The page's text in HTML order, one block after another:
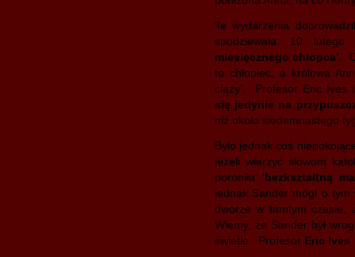
Te wydarzenia
spodziewała. 10
miesięcznego chłopca’ .
to chłopiec, a królowa
ciąży’. Profesor Eric Ives
się jedynie na
niż około siedemnastego
Było jednak coś
jeżeli wierzyć słowom
poroniła ‘bezkształtną
jednak Sander mógł o
dworze w tamtym czasie,
Wiemy, że Sander był
świetle . Profesor Eric Ives